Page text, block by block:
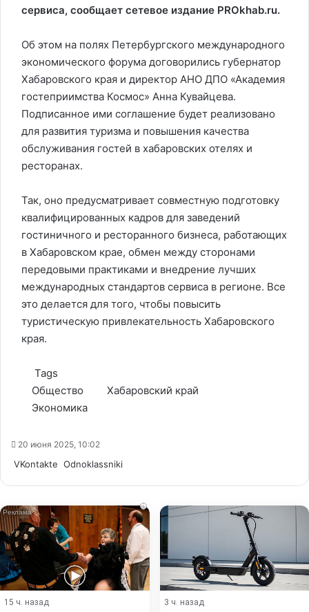
сервиса, сообщает сетевое издание PROkhab.ru.
Об этом на полях Петербургского международного
экономического форума договорились губернатор
Хабаровского края и директор АНО ДПО «Академия
гостеприимства Космос» Анна Кувайцева.
Подписанное ими соглашение будет реализовано
для развития туризма и повышения качества
обслуживания гостей в хабаровских отелях и
ресторанах.
Так, оно предусматривает совместную подготовку
квалифицированных кадров для заведений
гостиничного и ресторанного бизнеса, работающих
в Хабаровском крае, обмен между сторонами
передовыми практиками и внедрение лучших
международных стандартов сервиса в регионе. Все
это делается для того, чтобы повысить
туристическую привлекательность Хабаровского
края.
Tags
Общество
Хабаровский край
Экономика
20 июня 2025, 10:02
VKontakte Odnoklassniki
i
15 ч. назад
3 ч. назад